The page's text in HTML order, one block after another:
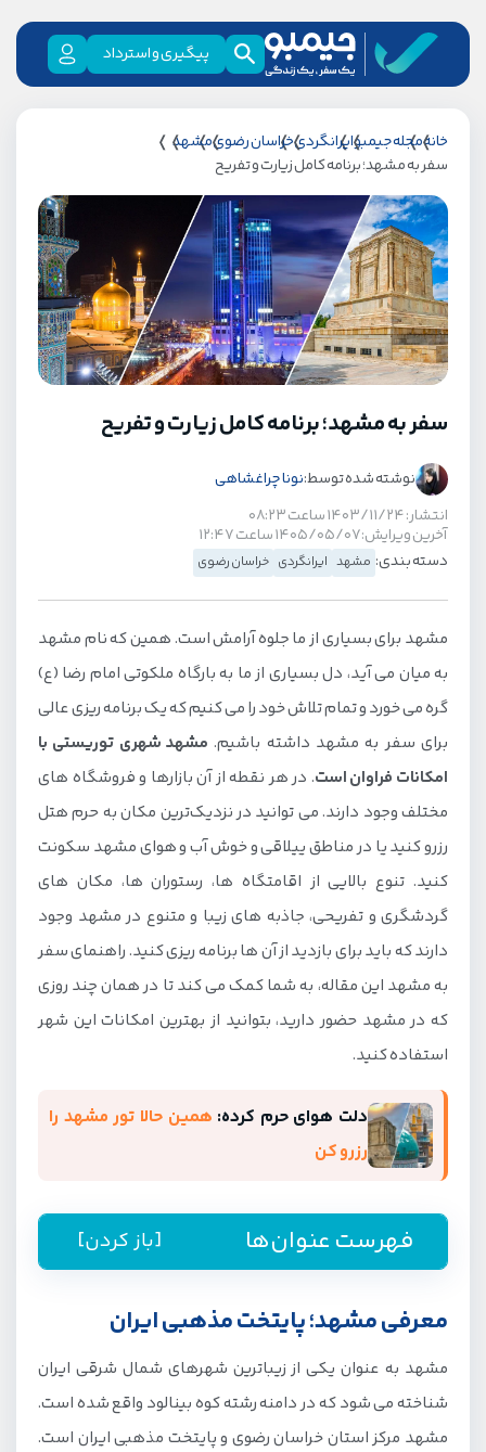
پیگیری و استرداد
خانهمجله جیمبوایرانگردیخراسان رضویمشهد
سفر به مشهد؛ برنامه کامل زیارت و تفریح
سفر به مشهد؛ برنامه کامل زیارت و تفریح
نوشته شده توسط:نونا چراغشاهی
انتشار: ۱۴۰۳/۱۱/۲۴ ساعت ۰۸:۲۳
آخرین ویرایش: ۱۴۰۵/۰۵/۰۷ ساعت ۱۲:۴۷
دسته بندی: مشهد ایرانگردی خراسان رضوی
مشهد برای بسیاری از ما جلوه آرامش است. همین که نام مشهد
به میان می آید، دل بسیاری از ما به بارگاه ملکوتی امام رضا (ع)
گره می خورد و تمام تلاش خود را می کنیم که یک برنامه ریزی عالی
برای سفر به مشهد داشته باشیم. مشهد شهری توریستی با
امکانات فراوان است. در هر نقطه از آن بازارها و فروشگاه های
مختلف وجود دارند. می توانید در نزدیک‌ترین مکان به حرم هتل
رزرو کنید یا در مناطق ییلاقی و خوش آب و هوای مشهد سکونت
کنید. تنوع بالایی از اقامتگاه ها، رستوران ها، مکان های
گردشگری و تفریحی، جاذبه های زیبا و متنوع در مشهد وجود
دارند که باید برای بازدید از آن ها برنامه ریزی کنید. راهنمای سفر
به مشهد این مقاله، به شما کمک می کند تا در همان چند روزی
که در مشهد حضور دارید، بتوانید از بهترین امکانات این شهر
استفاده کنید.
دلت هوای حرم کرده: همین حالا تور مشهد را
رزرو کن
فهرست عنوان‌ها [باز کردن]
راهنمای سفر به مشهد
بهترین زمان برای سفر به مشهد
روش های سفر به مشهد
معرفی مشهد؛ پایتخت مذهبی ایران
مشهد به عنوان یکی از زیباترین شهرهای شمال شرقی ایران
شناخته می شود که در دامنه رشته کوه بینالود واقع شده است.
مشهد مرکز استان خراسان رضوی و پایتخت مذهبی ایران است.